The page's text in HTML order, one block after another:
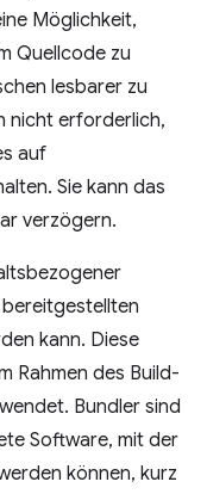
Möglichkeit,
Quellcode zu
lesbarer zu
nicht erforderlich,
auf
Sie kann das
verzögern.
kann. Diese
Rahmen des Build-
Bundler sind
Software, mit der
können, kurz